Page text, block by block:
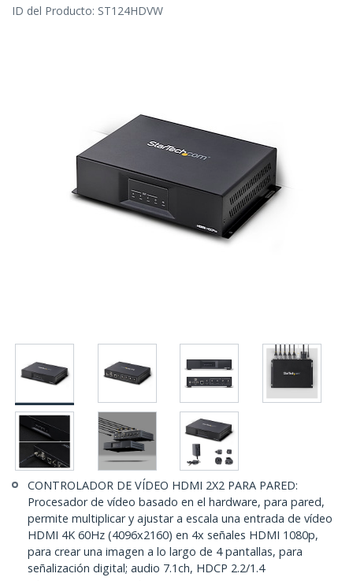
ID del Producto: ST124HDVW
CONTROLADOR DE VÍDEO HDMI 2X2 PARA PARED:
Procesador de vídeo basado en el hardware, para pared,
permite multiplicar y ajustar a escala una entrada de vídeo
HDMI 4K 60Hz (4096x2160) en 4x señales HDMI 1080p,
para crear una imagen a lo largo de 4 pantallas, para
señalización digital; audio 7.1ch, HDCP 2.2/1.4